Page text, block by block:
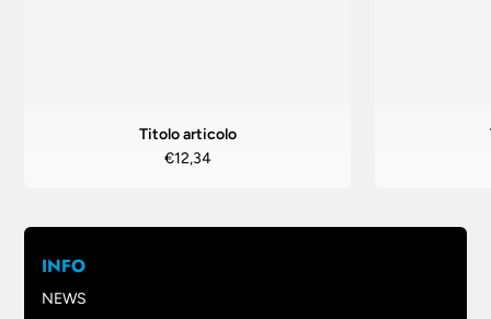
Titolo articolo
€12,34
INFO
NEWS